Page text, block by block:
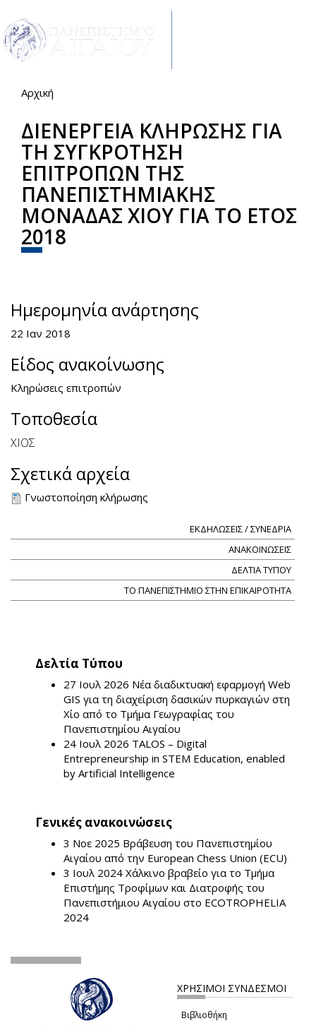
Παράκαμψη προς το κυρίως περιεχόμενο
Είστε εδώ
Αρχική
ΔΙΕΝΕΡΓΕΙΑ ΚΛΗΡΩΣΗΣ ΓΙΑ
ΤΗ ΣΥΓΚΡΟΤΗΣΗ
ΕΠΙΤΡΟΠΩΝ ΤΗΣ
ΠΑΝΕΠΙΣΤΗΜΙΑΚΗΣ
ΜΟΝΑΔΑΣ ΧΙΟΥ ΓΙΑ ΤΟ ΕΤΟΣ
2018
Ημερομηνία ανάρτησης
22 Ιαν 2018
Είδος ανακοίνωσης
Κληρώσεις επιτροπών
Τοποθεσία
ΧΙΟΣ
Σχετικά αρχεία
Γνωστοποίηση κλήρωσης
ΕΚΔΗΛΩΣΕΙΣ / ΣΥΝΕΔΡΙΑ
ΑΝΑΚΟΙΝΩΣΕΙΣ
ΔΕΛΤΙΑ ΤΥΠΟΥ
ΤΟ ΠΑΝΕΠΙΣΤΗΜΙΟ ΣΤΗΝ ΕΠΙΚΑΙΡΟΤΗΤΑ
Δελτία Τύπου
27 Ιουλ 2026 Νέα διαδικτυακή εφαρμογή Web
GIS για τη διαχείριση δασικών πυρκαγιών στη
Χίο από το Τμήμα Γεωγραφίας του
Πανεπιστημίου Αιγαίου
24 Ιουλ 2026 TALOS – Digital
Entrepreneurship in STEM Education, enabled
by Artificial Intelligence
Γενικές ανακοινώσεις
3 Νοε 2025 Βράβευση του Πανεπιστημίου
Αιγαίου από την European Chess Union (ECU)
3 Ιουλ 2024 Χάλκινο βραβείο για το Τμήμα
Επιστήμης Τροφίμων και Διατροφής του
Πανεπιστήμιου Αιγαίου στο ECOTROPHELIA
2024
ΧΡΗΣΙΜΟΙ ΣΥΝΔΕΣΜΟΙ
Βιβλιοθήκη